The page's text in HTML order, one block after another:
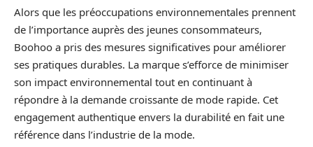
Alors que les préoccupations environnementales prennent
de l’importance auprès des jeunes consommateurs,
Boohoo a pris des mesures significatives pour améliorer
ses pratiques durables. La marque s’efforce de minimiser
son impact environnemental tout en continuant à
répondre à la demande croissante de mode rapide. Cet
engagement authentique envers la durabilité en fait une
référence dans l’industrie de la mode.